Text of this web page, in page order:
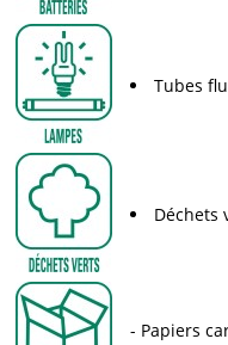
Tubes
Déchets
Papiers